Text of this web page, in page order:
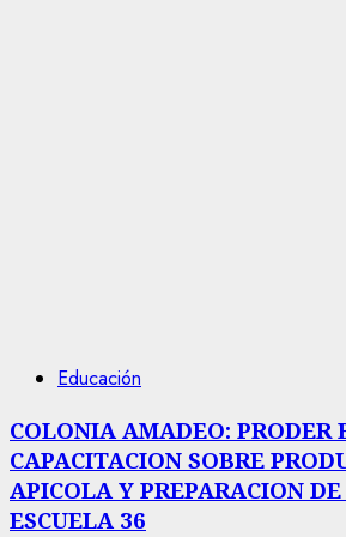
Educación
COLONIA AMADEO: PRODER
CAPACITACION SOBRE
APICOLA Y PREPARACION
ESCUELA 36